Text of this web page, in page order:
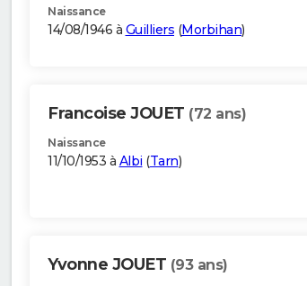
Naissance
14/08/1946 à Guilliers (Morbihan)
Francoise JOUET (72 ans)
Naissance
11/10/1953 à Albi (Tarn)
Yvonne JOUET (93 ans)